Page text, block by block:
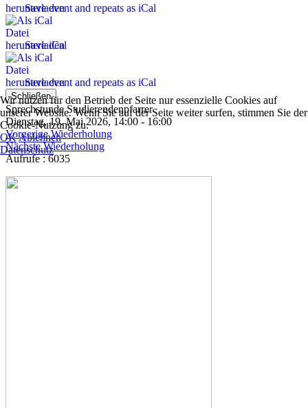
Save event and repeats as iCal
Save iCal
Save event and repeats as iCal
Schließen
Sprechstunde Studierendenpfarrer
Dienstag, 19. Mai 2026, 14:00 - 16:00
Vorgerige Wiederholung
Nächste Wiederholung
Aufrufe: 6035
Wir nutzen für den Betrieb der Seite nur essenzielle Cookies auf
unserer Website. Wenn Sie auf der Seite weiter surfen, stimmen Sie der
Cookie-Nutzung zu.
OKAblehnen
Datenschutz